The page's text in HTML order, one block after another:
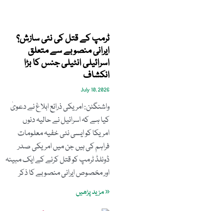
ٹرمپ کے قتل کی نئی سازش؟
ایرانی منصوبے سے متعلق
اسرائیلی انٹیلی جنس کا بڑا
انکشاف
July 10, 2026
واشنگٹن: امریکی ذرائع ابلاغ نے دعویٰ
کیا ہے کہ اسرائیل نے حالیہ دنوں
امریکا کو ایسی نئی خفیہ معلومات
فراہم کی ہیں جن میں امریکی صدر
ڈونلڈ ٹرمپ کو قتل کرنے کے ایک مبینہ
اور مخصوص ایرانی منصوبے کا ذکر
« مزید پڑھیں